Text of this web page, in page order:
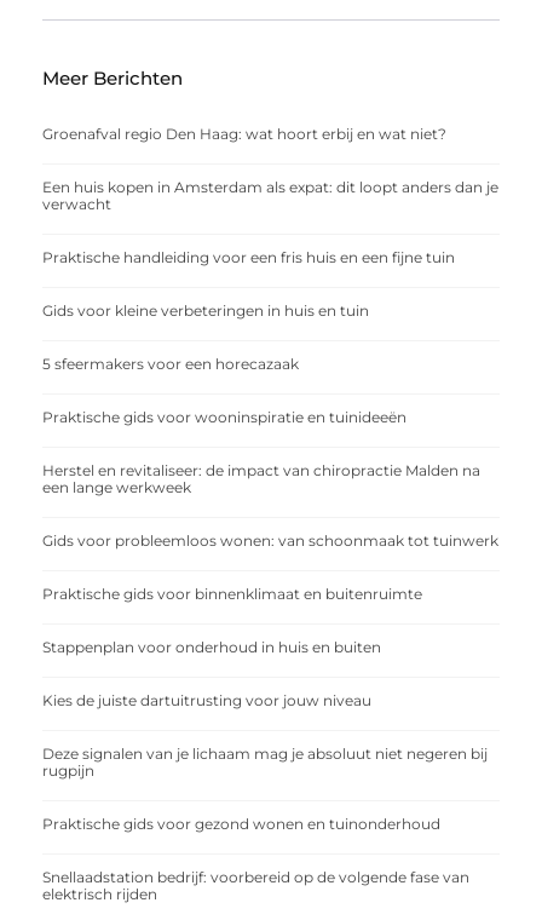
Meer Berichten
Groenafval regio Den Haag: wat hoort erbij en wat niet?
Een huis kopen in Amsterdam als expat: dit loopt anders dan je
verwacht
Praktische handleiding voor een fris huis en een fijne tuin
Gids voor kleine verbeteringen in huis en tuin
5 sfeermakers voor een horecazaak
Praktische gids voor wooninspiratie en tuinideeën
Herstel en revitaliseer: de impact van chiropractie Malden na
een lange werkweek
Gids voor probleemloos wonen: van schoonmaak tot tuinwerk
Praktische gids voor binnenklimaat en buitenruimte
Stappenplan voor onderhoud in huis en buiten
Kies de juiste dartuitrusting voor jouw niveau
Deze signalen van je lichaam mag je absoluut niet negeren bij
rugpijn
Praktische gids voor gezond wonen en tuinonderhoud
Snellaadstation bedrijf: voorbereid op de volgende fase van
elektrisch rijden